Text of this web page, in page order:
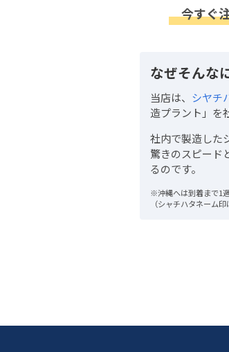
今すぐ
なぜそんな
当店は、 シヤチ
造プラント」を
社内で製造した
驚きのスピード
るのです。
※沖縄へは到着まで1
（シャチハタネーム